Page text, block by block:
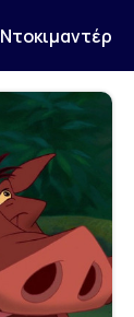
Ντοκιμαντέρ